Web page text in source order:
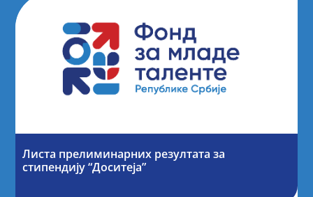
Листа прелиминарних резултата за
стипендију “Доситеја”